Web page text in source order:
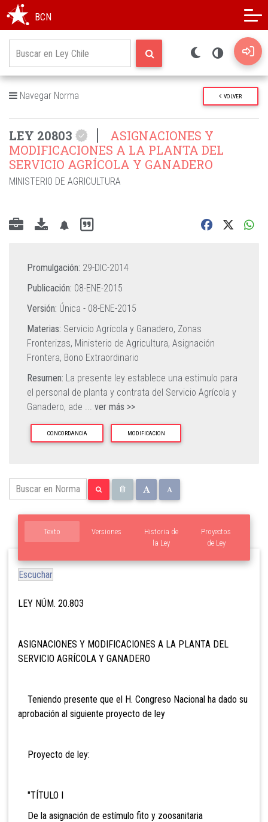
BCN
Navegar Norma VOLVER
LEY 20803
ASIGNACIONES Y
MODIFICACIONES A LA PLANTA DEL
SERVICIO AGRÍCOLA Y GANADERO
MINISTERIO DE AGRICULTURA
Promulgación: 29-DIC-2014
Publicación: 08-ENE-2015
Versión: Única - 08-ENE-2015
Materias: Servicio Agrícola y Ganadero, Zonas
Fronterizas, Ministerio de Agricultura, Asignación
Frontera, Bono Extraordinario
Resumen: La presente ley establece una estimulo para
el personal de planta y contrata del Servicio Agrícola y
Ganadero, ade ... ver más >>
CONCORDANCIA MODIFICACION
Texto Versiones
Proyectos
de Ley
Historia de
la Ley
Escuchar
LEY NÚM. 20.803
ASIGNACIONES Y MODIFICACIONES A LA PLANTA DEL
SERVICIO AGRÍCOLA Y GANADERO
Teniendo presente que el H. Congreso Nacional ha dado su
aprobación al siguiente proyecto de ley
Proyecto de ley:
"TÍTULO I
De la asignación de estímulo fito y zoosanitaria